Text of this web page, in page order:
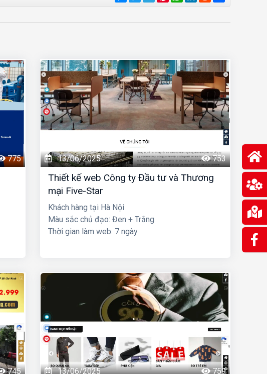
775 13/06/2025 753
Thiết kế web Công ty Đầu tư và Thương
mại Five-Star
Khách hàng tại Hà Nội
Màu sắc chủ đạo: Đen + Trắng
Thời gian làm web: 7 ngày
745 13/06/2025 759